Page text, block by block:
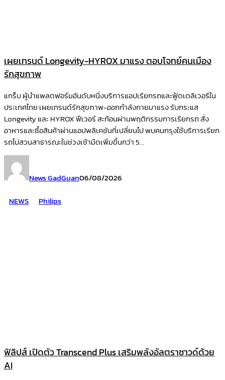
เผยเทรนด์ Longevity-HYROX มาแรง ตอบโจทย์คนเมือง
รักสุขภาพ
แกร็บ ผู้นำแพลตฟอร์มอันดับหนึ่งบริการแอปเรียกรถและฟู้ดเดลิเวอรีใน
ประเทศไทย เผยเทรนด์รักสุขภาพ-ออกกำลังกายมาแรง รับกระแส
Longevity และ HYROX ฟีเวอร์ สะท้อนผ่านพฤติกรรมการเรียกรถ สั่ง
อาหารและซื้อสินค้าผ่านแอปพลิเคชันที่เปลี่ยนไป พบคนกรุงใช้บริการเรียก
รถไปสวนสาธารณะในช่วงเช้ามืดเพิ่มขึ้นกว่า 5...
News GadGuan06/08/2026
NEWS
Philips
ฟิลิปส์ เปิดตัว Transcend Plus เสริมพลังอัลตราซาวด์ด้วย
AI